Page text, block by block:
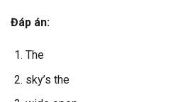
Đáp án:
The
sky’s the